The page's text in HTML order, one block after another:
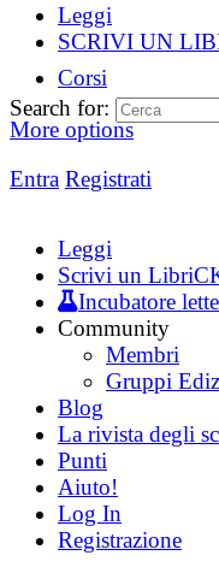
Leggi
SCRIVI UN
Corsi
More options
Entra Registrati
Search for:
Leggi
Scrivi un
Incubatore
Community
Membri
Gruppi
Blog
La rivista degli
Punti
Aiuto!
Log In
Registrazione